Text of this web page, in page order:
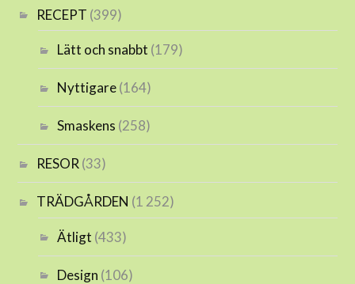
RECEPT (399)
Lätt och snabbt (179)
Nyttigare(164)
Smaskens (258)
RESOR (33)
TRÄDGÅRDEN (1 252)
Ätligt (433)
Design (106)